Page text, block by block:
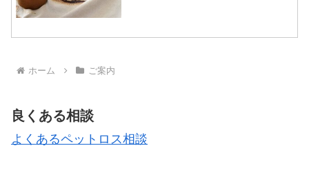
ホーム ご案内
良くある相談
よくあるペットロス相談